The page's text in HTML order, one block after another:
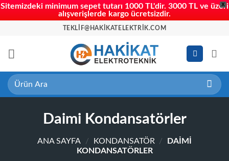
X
Sitemizdeki minimum sepet tutarı 1000 TL'dir. 3000 TL ve üzeri
alışverişlerde kargo ücretsizdir.
TEKLIF@HAKIKATELEKTRIK.COM
Ara:
Daimi Kondansatörler
ANA SAYFA / KONDANSATÖR /
DAIMI
KONDANSATÖRLER